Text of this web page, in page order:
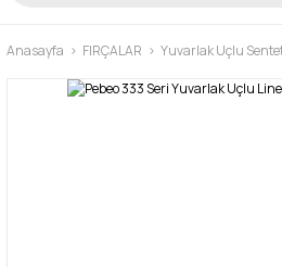
Anasayfa FIRÇALAR Yuvarlak Uçlu